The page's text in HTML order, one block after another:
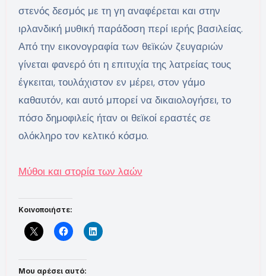
στενός δεσμός με τη γη αναφέρεται και στην
ιρλανδική μυθική παράδοση περί ιερής βασιλείας.
Από την εικονογραφία των θεϊκών ζευγαριών
γίνεται φανερό ότι η επιτυχία της λατρείας τους
έγκειται, τουλάχιστον εν μέρει, στον γάμο
καθαυτόν, και αυτό μπορεί να δικαιολογήσει, το
πόσο δημοφιλείς ήταν οι θεϊκοί εραστές σε
ολόκληρο τον κελτικό κόσμο.
Μύθοι και στορία των λαών
Κοινοποιήστε:
Μου αρέσει αυτό: